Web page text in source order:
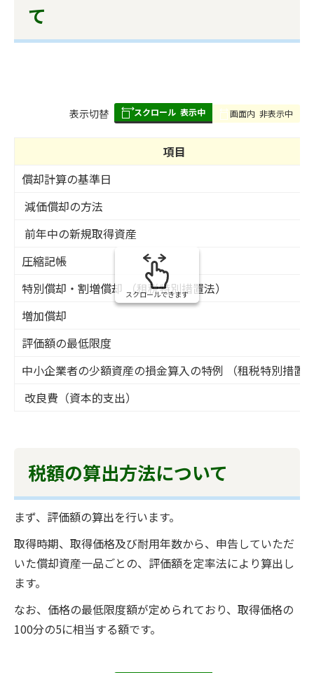
て
表
の
表示切替 スクロール 表示中 画面内 非表示中
項目
償却計算の基準日
減価償却の方法
前年中の新規取得資産
圧縮記帳
特別償却・割増償却 （租税特別措置法）
増加償却
評価額の最低限度
中小企業者の少額資産の損金算入の特例 （租税特別措置
改良費（資本的支出）
スクロールできます
税額の算出方法について
まず、評価額の算出を行います。
取得時期、取得価格及び耐用年数から、申告していただ
いた償却資産一品ごとの、評価額を定率法により算出し
ます。
なお、価格の最低限度額が定められており、取得価格の
100分の5に相当する額です。